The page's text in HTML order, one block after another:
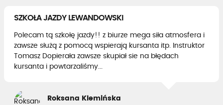
SZKOŁA JAZDY LEWANDOWSKI
Polecam tą szkołę jazdy!! z biurze mega siła atmosfera i
zawsze służą z pomocą wspierają kursanta itp. Instruktor
Tomasz Dopierała zawsze skupiał sie na błędach
kursanta i powtarzaliśmy...
Roksana Klemińska